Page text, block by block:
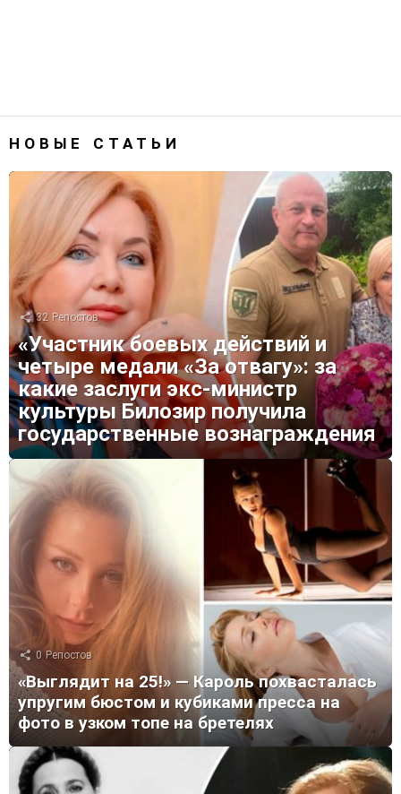
НОВЫЕ СТАТЬИ
32 Репостов
«Участник боевых действий и
четыре медали «За отвагу»: за
какие заслуги экс-министр
культуры Билозир получила
государственные вознаграждения
0 Репостов
«Выглядит на 25!» — Кароль похвасталась
упругим бюстом и кубиками пресса на
фото в узком топе на бретелях